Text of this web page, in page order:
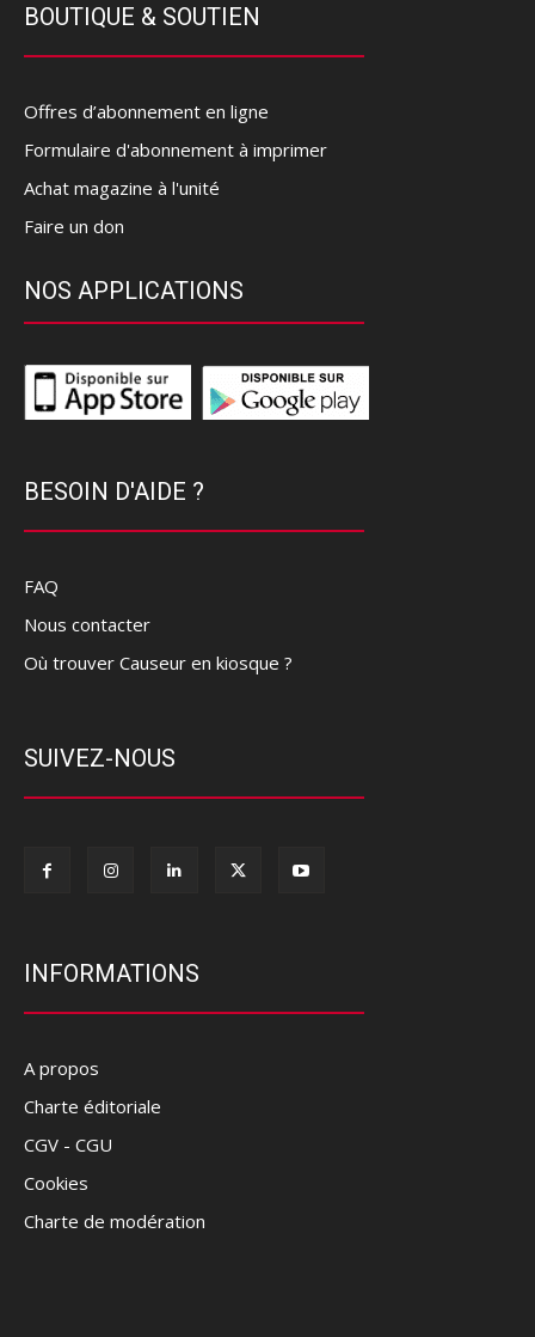
BOUTIQUE & SOUTIEN
Offres d’abonnement en ligne
Formulaire d'abonnement à imprimer
Achat magazine à l'unité
Faire un don
NOS APPLICATIONS
BESOIN D'AIDE ?
FAQ
Nous contacter
Où trouver Causeur en kiosque ?
SUIVEZ-NOUS
INFORMATIONS
A propos
Charte éditoriale
CGV - CGU
Cookies
Charte de modération